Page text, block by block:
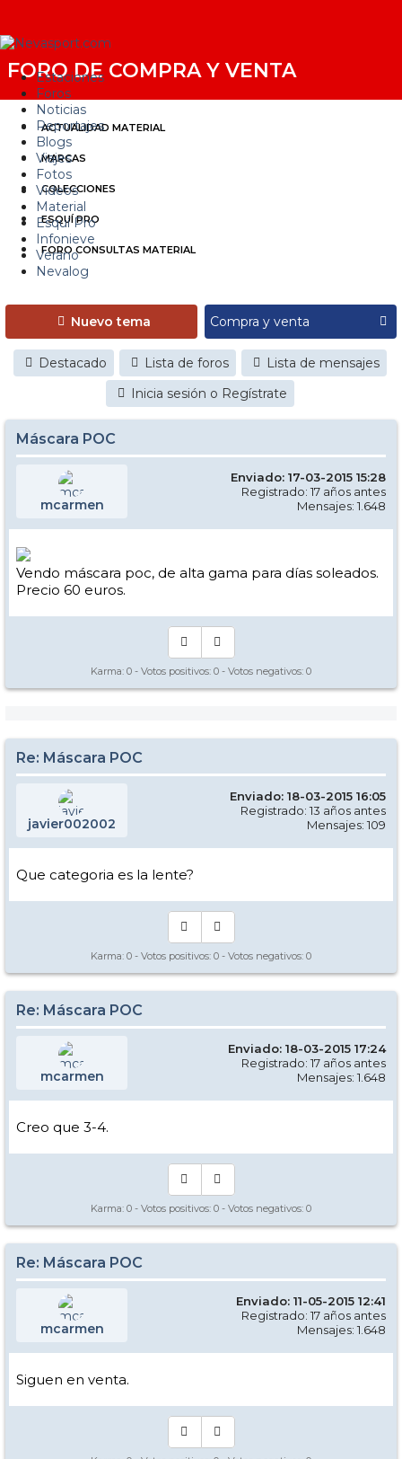
Estaciones
Foros
Noticias
Reportajes
Blogs
Viajes
Fotos
Videos
Material
Esquí Pro
Infonieve
Verano
Nevalog
FORO DE COMPRA Y VENTA
ACTUALIDAD MATERIAL
MARCAS
COLECCIONES
ESQUÍ PRO
FORO CONSULTAS MATERIAL
Nuevo tema
Destacado Lista de foros
Lista de mensajes
Inicia sesión o Regístrate
Máscara POC
mcarmen
Enviado: 17-03-2015 15:28
Registrado: 17 años antes
Mensajes: 1.648
Vendo máscara poc, de alta gama para días soleados.
Precio 60 euros.
Karma: 0 - Votos positivos: 0 - Votos negativos: 0
Re: Máscara POC
javier002002
Enviado: 18-03-2015 16:05
Registrado: 13 años antes
Mensajes: 109
Que categoria es la lente?
Karma: 0 - Votos positivos: 0 - Votos negativos: 0
Re: Máscara POC
mcarmen
Enviado: 18-03-2015 17:24
Registrado: 17 años antes
Mensajes: 1.648
Creo que 3-4.
Karma: 0 - Votos positivos: 0 - Votos negativos: 0
Re: Máscara POC
mcarmen
Enviado: 11-05-2015 12:41
Registrado: 17 años antes
Mensajes: 1.648
Siguen en venta.